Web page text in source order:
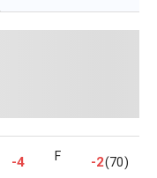
-4 F -2(70)